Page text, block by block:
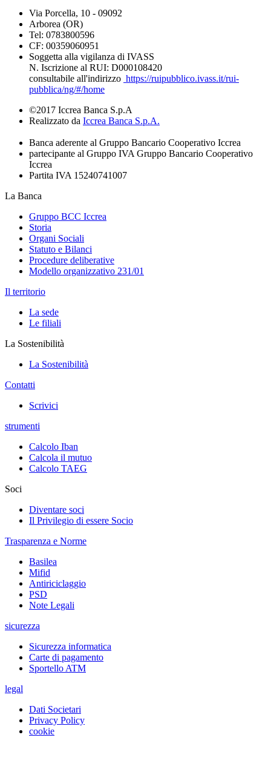
Via Porcella, 10 - 09092
Arborea (OR)
Tel: 0783800596
CF: 00359060951
Soggetta alla vigilanza di IVASS
N. Iscrizione al RUI: D000108420
consultabile all'indirizzo https://ruipubblico.ivass.it/rui-
pubblica/ng/#/home
©2017 Iccrea Banca S.p.A
Realizzato da Iccrea Banca S.p.A.
Banca aderente al Gruppo Bancario Cooperativo Iccrea
partecipante al Gruppo IVA Gruppo Bancario Cooperativo
Iccrea
Partita IVA 15240741007
La Banca
Gruppo BCC Iccrea
Storia
Organi Sociali
Statuto e Bilanci
Procedure deliberative
Modello organizzativo 231/01
Il territorio
La sede
Le filiali
La Sostenibilità
La Sostenibilità
Contatti
Scrivici
strumenti
Calcolo Iban
Calcola il mutuo
Calcolo TAEG
Soci
Diventare soci
Il Privilegio di essere Socio
Trasparenza e Norme
Basilea
Mifid
Antiriciclaggio
PSD
Note Legali
sicurezza
Sicurezza informatica
Carte di pagamento
Sportello ATM
legal
Dati Societari
Privacy Policy
cookie